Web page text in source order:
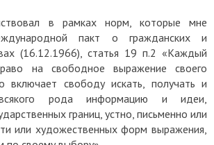
в рамках норм, которые мне
пакт о гражданских и
(16.12.1966), статья 19 п.2 «Каждый
на свободное выражение своего
включает свободу искать, получать и
всякого рода информацию и идеи,
границ, устно, письменно или
или художественных форм выражения,